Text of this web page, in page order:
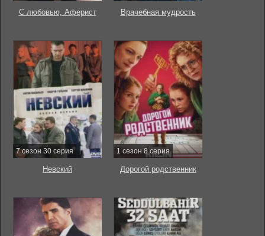
С любовью, Аферист Врачебная мудрость
7 сезон 30 серия
Невский
1 сезон 8 серия
Дорогой родственник